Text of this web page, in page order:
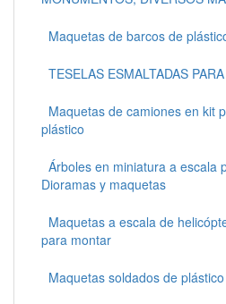
Maquetas de barcos de
TESELAS ESMALTADAS
Maquetas de camiones en kit
plástico
Árboles en miniatura a escala
Dioramas y maquetas
Maquetas a escala de
para montar
Maquetas soldados de